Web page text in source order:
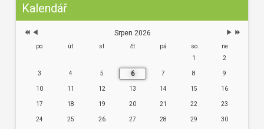
Kalendář
Srpen 2026
po út st čt pá so
ne
1
2
3 4 5 6 7 8 9
10 11 12 13 14 15 16
17 18 19 20 21 22 23
24 25 26 27 28 29 30